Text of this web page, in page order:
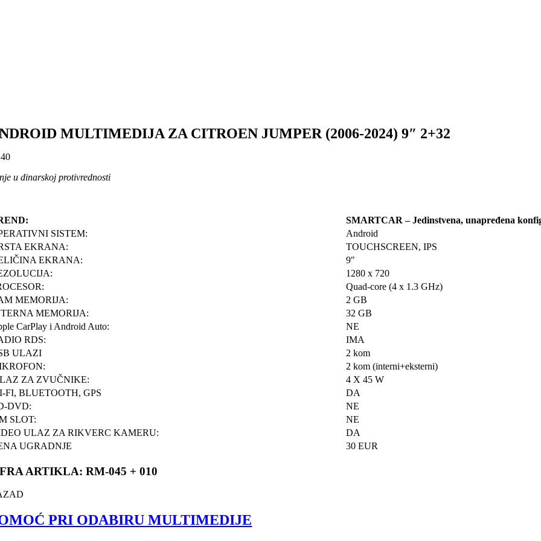
MULTIMEDIJA ZA CITROEN JUMPER (2006-2024) 9″ 2+32
u dinarskoj protivrednosti
SMARTCAR – Jedinstvena, unapređena
SISTEM:
Android
EKRANA:
TOUCHSCREEN, IPS
EKRANA:
9″
1280 x 720
Quad-core (4 x 1.3 GHz)
MEMORIJA:
2 GB
MEMORIJA:
32 GB
CarPlay i Android Auto:
NE
RDS:
IMA
ULAZI
2 kom
2 kom (interni+eksterni)
ZA ZVUČNIKE:
4 X 45 W
FI, BLUETOOTH, GPS
DA
DVD:
NE
SLOT:
NE
ULAZ ZA RIKVERC KAMERU:
DA
UGRADNJE
30 EUR
ARTIKLA: RM-045 + 010
PRI ODABIRU MULTIMEDIJE